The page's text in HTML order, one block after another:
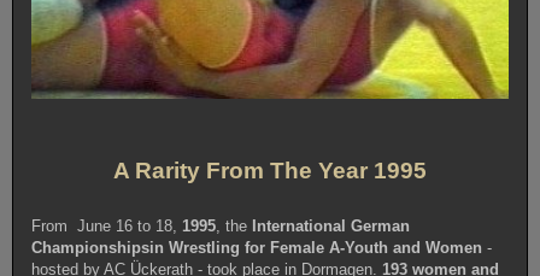
A Rarity From The Year 1995
From June 16 to 18, 1995 , the International German
Championshipsin Wrestling for Female A-Youth and Women -
hosted by AC Ückerath - took place in Dormagen. 193 women and